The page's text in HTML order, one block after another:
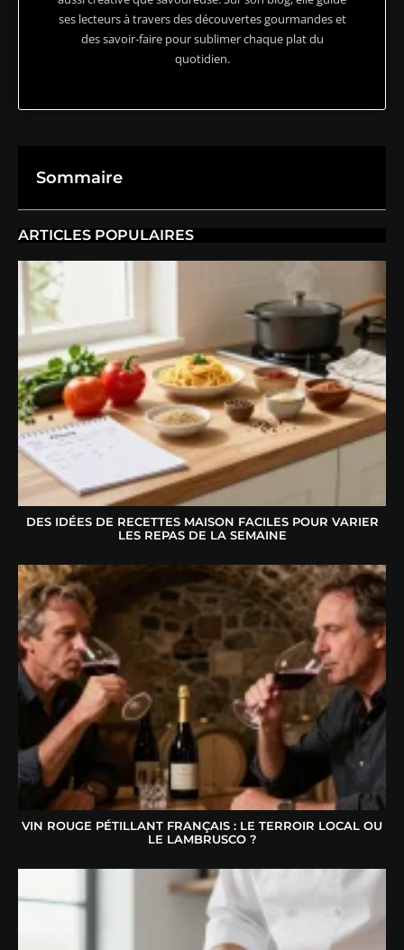
ses lecteurs à travers des découvertes gourmandes et
des savoir-faire pour sublimer chaque plat du
quotidien.
Sommaire
ARTICLES POPULAIRES
DES IDÉES DE RECETTES MAISON FACILES POUR VARIER
LES REPAS DE LA SEMAINE
VIN ROUGE PÉTILLANT FRANÇAIS : LE TERROIR LOCAL OU
LE LAMBRUSCO ?